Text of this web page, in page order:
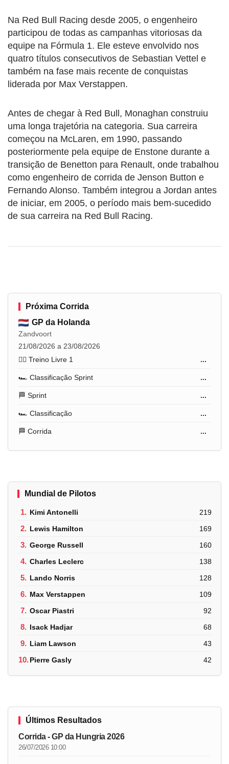
Na Red Bull Racing desde 2005, o engenheiro
participou de todas as campanhas vitoriosas da
equipe na Fórmula 1. Ele esteve envolvido nos
quatro títulos consecutivos de Sebastian Vettel e
também na fase mais recente de conquistas
liderada por Max Verstappen.
Antes de chegar à Red Bull, Monaghan construiu
uma longa trajetória na categoria. Sua carreira
começou na McLaren, em 1990, passando
posteriormente pela equipe de Enstone durante a
transição de Benetton para Renault, onde trabalhou
como engenheiro de corrida de Jenson Button e
Fernando Alonso. Também integrou a Jordan antes
de iniciar, em 2005, o período mais bem-sucedido
de sua carreira na Red Bull Racing.
Próxima Corrida
GP da Holanda
Zandvoort
21/08/2026 a 23/08/2026
🏋️‍♂️ Treino Livre 1
...
🏎️ Classificação Sprint ...
🏁 Sprint ...
🏎️ Classificação ...
🏁 Corrida ...
Mundial de Pilotos
1. Kimi Antonelli 219
2. Lewis Hamilton 169
3. George Russell 160
4. Charles Leclerc 138
5. Lando Norris 128
6. Max Verstappen 109
7. Oscar Piastri 92
8. Isack Hadjar 68
9. Liam Lawson 43
10.Pierre Gasly 42
Últimos Resultados
Corrida - GP da Hungria 2026
26/07/2026 10:00